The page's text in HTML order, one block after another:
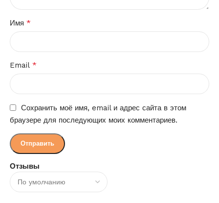
Отзывы
Имя *
Email *
Сохранить моё имя, email и адрес сайта в этом
браузере для последующих моих комментариев.